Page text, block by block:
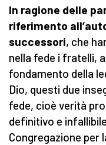
In ragione delle
riferimento
successori, che
nella fede i fratelli,
fondamento della
Dio, questi due
fede, cioè verità
definitivo e
Congregazione per